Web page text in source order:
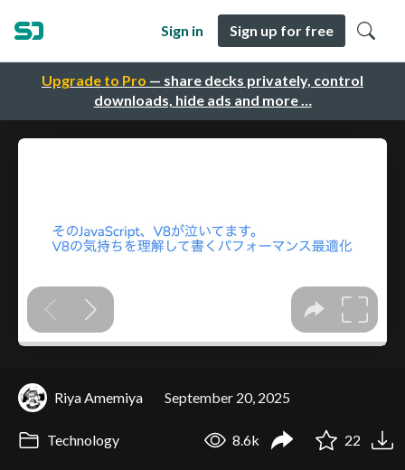
Upgrade to Pro — share decks privately, control
downloads, hide ads and more …
Sign in Sign up for free
Riya Amemiya September 20, 2025
Technology 8.6k 22